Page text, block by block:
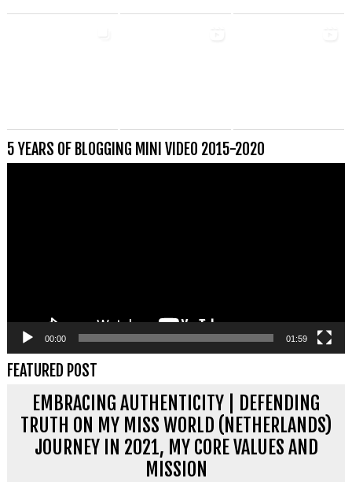
5 YEARS OF BLOGGING MINI VIDEO 2015-2020
00:00 01:59
FEATURED POST
EMBRACING AUTHENTICITY | DEFENDING
TRUTH ON MY MISS WORLD (NETHERLANDS)
JOURNEY IN 2021, MY CORE VALUES AND
MISSION